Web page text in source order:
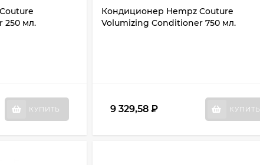
250 мл.
КУПИТЬ
Кондиционер Hempz Couture
Volumizing Conditioner 750 мл.
9 329,58₽ КУПИТЬ